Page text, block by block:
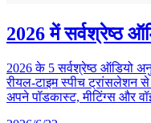
2026 में सर्वश्रेष्ठ
2026 के 5 सर्वश्रेष्ठ ऑडियो
रीयल-टाइम स्पीच ट्रांसलेशन
अपने पॉडकास्ट, मीटिंग्स और